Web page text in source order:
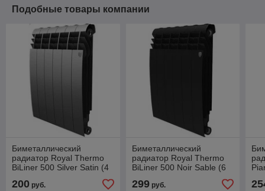
Подобные товары компании
Биметаллический
радиатор Royal Thermo
BiLiner 500 Silver Satin (4
200 руб.
Биметаллический
радиатор Royal Thermo
BiLiner 500 Noir Sable (6
299руб.